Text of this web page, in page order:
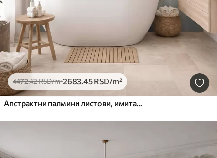
4472.42RSD/m²2683.45 RSD/m²
Апстрактни палмини листови, имитација слике